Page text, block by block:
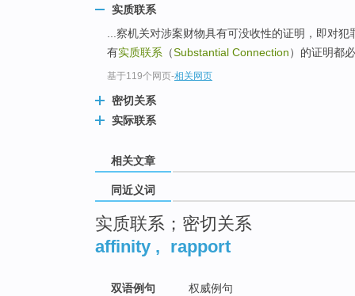
实质联系
...察机关对涉案财物具有可没收性的证明，即对
有实质联系 （Substantial Connection）的证明都
基于119个网页-相关网页
密切关系
实际联系
相关文章
同近义词
实质联系；密切关系
affinity , rapport
双语例句 权威例句